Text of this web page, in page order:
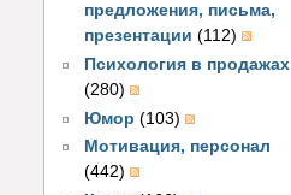
предложения, письма,
презентации (112)
Психология в продажах
(280)
Юмор (103)
Мотивация, персонал
(442)